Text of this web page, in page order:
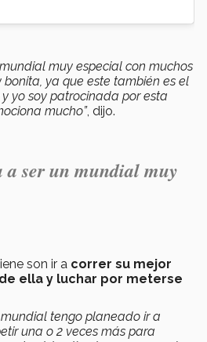
muy especial con muchos
ya que este también es el
y yo soy patrocinada por esta
mucho”, dijo.
a ser un mundial muy
son ir a correr su mejor
ella y luchar por meterse
tengo planeado ir a
una o 2 veces más para